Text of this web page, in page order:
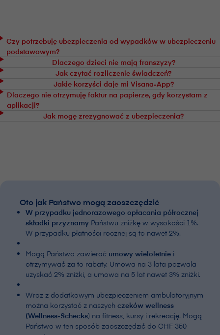
Czy potrzebuję ubezpieczenia od wypadków w ubezpieczeniu
podstawowym?
Dlaczego dzieci nie mają franszyzy?
Jak czytać rozliczenie świadczeń?
Jakie korzyści daje mi V⁠i⁠s⁠a⁠n⁠a-App?
Dlaczego nie otrzymuję faktur na papierze, gdy korzystam z
aplikacji?
Jak mogę zrezygnować z ubezpieczenia?
Oto jak Państwo mogą zaoszczędzić
W przypadku jednorazowego opłacania półrocznej
składki przyznamy Państwu zniżkę w wysokości 1%.
W przypadku płatności rocznej są to nawet 2%.
Mogą Państwo zawierać umowy wieloletnie i
otrzymywać za to rabaty. Umowa na 3 lata pozwala
uzyskać 2% zniżki, a umowa na 5 lat nawet 3% zniżki.
Wraz z dodatkowym ubezpieczeniem ambulatoryjnym
można korzystać z naszych czeków wellness
(Wellness-Schecks) na fitness, kursy i rekreację. Mogą
Państwo w ten sposób zaoszczędzić do CHF 350